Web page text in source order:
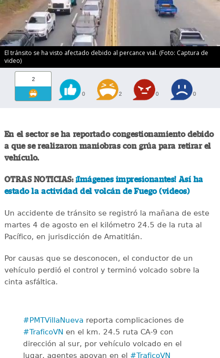
El tránsito se ha visto afectado debido al percance vial. (Foto: Captura de
video)
2
0 2 0 0
En el sector se ha reportado congestionamiento debido
a que se realizaron maniobras con grúa para retirar el
vehículo.
OTRAS NOTICIAS: ¡Imágenes impresionantes! Así ha
estado la actividad del volcán de Fuego (videos)
Un accidente de tránsito se registró la mañana de este
martes 4 de agosto en el kilómetro 24.5 de la ruta al
Pacífico, en jurisdicción de Amatitlán.
Por causas que se desconocen, el conductor de un
vehículo perdió el control y terminó volcado sobre la
cinta asfáltica.
#PMTVillaNueva reporta complicaciones de
#TraficoVN en el km. 24.5 ruta CA-9 con
dirección al sur, por vehículo volcado en el
lugar, agentes apoyan en el #TraficoVN